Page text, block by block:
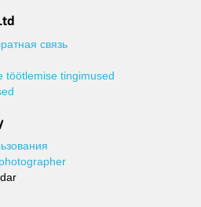
связь
töötlemise tingimused